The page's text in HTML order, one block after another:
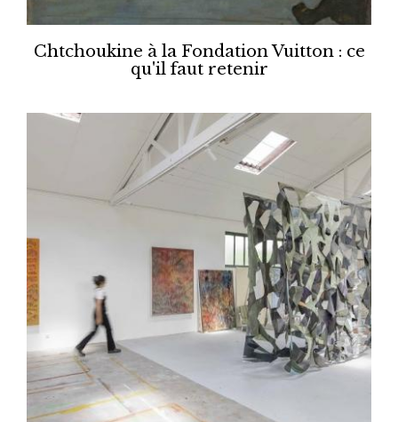
Chtchoukine à la Fondation Vuitton : ce
qu'il faut retenir